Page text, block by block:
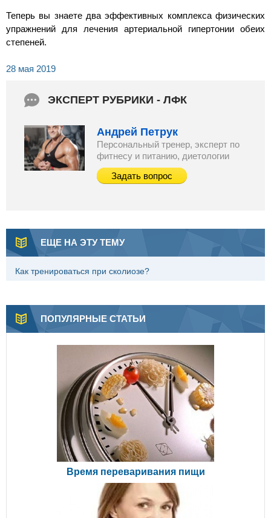
Теперь вы знаете два эффективных комплекса физических
упражнений для лечения артериальной гипертонии обеих
степеней.
28 мая 2019
ЭКСПЕРТ РУБРИКИ - ЛФК
Андрей Петрук
Персональный тренер, эксперт по
фитнесу и питанию, диетологии
Задать вопрос
ЕЩЕ НА ЭТУ ТЕМУ
Как тренироваться при сколиозе?
ПОПУЛЯРНЫЕ СТАТЬИ
Время переваривания пищи